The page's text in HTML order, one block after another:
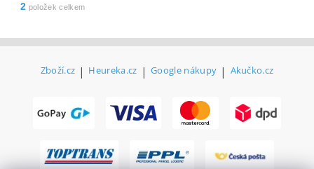
2 položek celkem
Zboží.cz | Heureka.cz | Google nákupy | Akučko.cz